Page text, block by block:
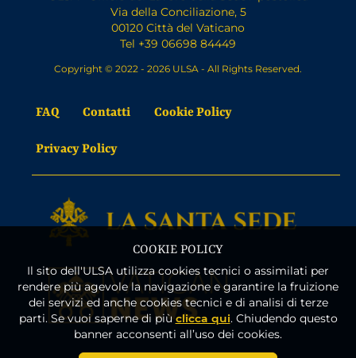
Via della Conciliazione, 5
00120 Città del Vaticano
Tel +39 06698 84449
Copyright © 2022 - 2026 ULSA - All Rights Reserved.
FAQ Contatti Cookie Policy
Privacy Policy
COOKIE POLICY
Il sito dell'ULSA utilizza cookies tecnici o assimilati per
rendere più agevole la navigazione e garantire la fruizione
dei servizi ed anche cookies tecnici e di analisi di terze
parti. Se vuoi saperne di piùclicca qui. Chiudendo questo
banner acconsenti all’uso dei cookies.